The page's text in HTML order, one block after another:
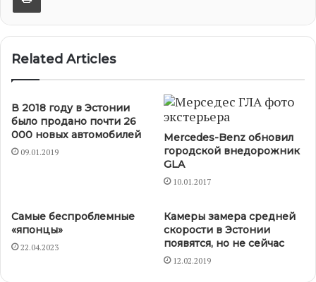
Related Articles
В 2018 году в Эстонии
было продано почти 26
000 новых автомобилей
09.01.2019
Mercedes-Benz обновил
городской внедорожник
GLA
10.01.2017
Самые беспроблемные
«японцы»
22.04.2023
Камеры замера средней
скорости в Эстонии
появятся, но не сейчас
12.02.2019